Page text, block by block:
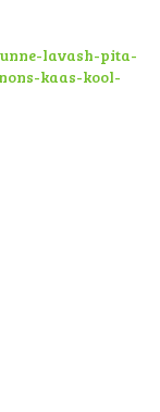
lavash-pita-
kaas-kool-